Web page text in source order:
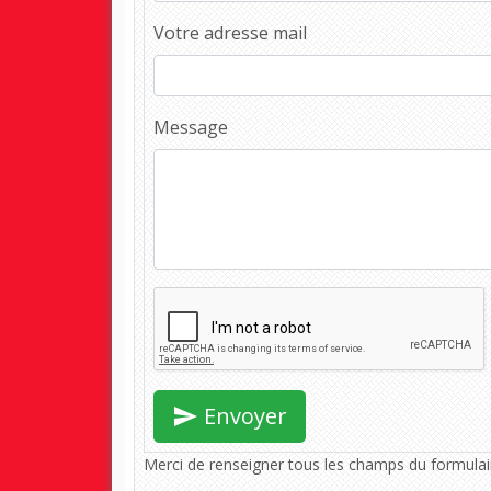
Votre adresse mail
Message
Envoyer
Merci de renseigner tous les champs du